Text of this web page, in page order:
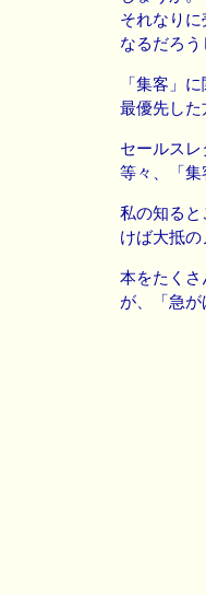
それなり
なるだろ
「集客」
最優先した
セールス
等々、「集
私の知る
けば大抵の
本をたく
が、「急